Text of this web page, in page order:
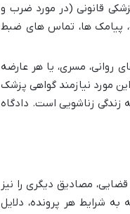
قانونی (در مورد ضرب و
پیامک ها، تماس های ضبط
روانی، مسری، یا هر عارضه
مورد نیازمند گواهی پزشک
زناشویی است. دادگاه
مصادیق دیگری را نیز
شرایط هر پرونده، دلایل